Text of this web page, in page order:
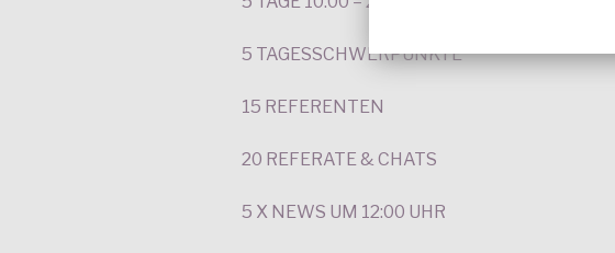
5 TAGESSCHWERPUNKTE
15 REFERENTEN
20 REFERATE & CHATS
5 X NEWS UM 12:00 UHR